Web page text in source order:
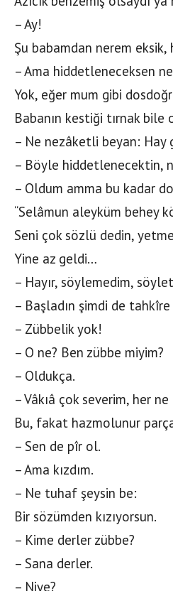
– Ay!
Şu babamdan nerem eksik,
– Ama hiddetleneceksen
Yok, eğer mum gibi
Babanın kestiği tırnak bile
– Ne nezâketli beyan: Hay
– Böyle hiddetlenecektin,
– Oldum amma bu kadar
“Selâmun aleyküm behey
Seni çok sözlü dedin,
Yine az geldi…
– Hayır, söylemedim,
– Başladın şimdi de tahkîre
– Zübbelik yok!
– O ne? Ben zübbe miyim?
– Oldukça.
– Vâkıâ çok severim, her
Bu, fakat hazmolunur
– Sen de pîr ol.
– Ama kızdım.
– Ne tuhaf şeysin be:
Bir sözümden kızıyorsun.
– Kime derler zübbe?
– Sana derler.
– Niye?